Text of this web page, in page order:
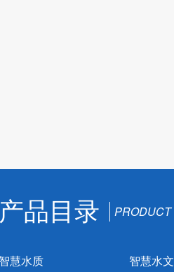
产品目录 PRODUCT
智慧水质
智慧水文